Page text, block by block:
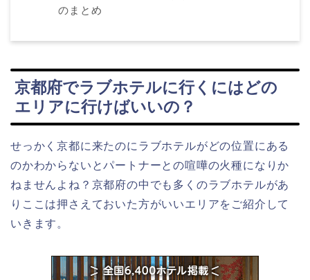
のまとめ
京都府でラブホテルに行くにはどの
エリアに行けばいいの？
せっかく京都に来たのにラブホテルがどの位置にある
のかわからないとパートナーとの喧嘩の火種になりか
ねませんよね？京都府の中でも多くのラブホテルがあ
りここは押さえておいた方がいいエリアをご紹介して
いきます。